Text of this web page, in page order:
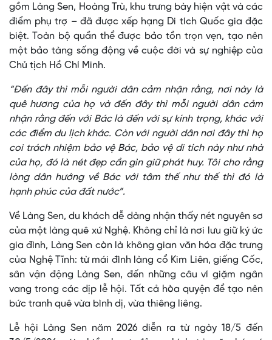
gồm Làng Sen, Hoàng Trù, khu trưng bày hiện vật và các
điểm phụ trợ – đã được xếp hạng Di tích Quốc gia đặc
biệt. Toàn bộ quần thể được bảo tồn trọn vẹn, tạo nên
một bảo tàng sống động về cuộc đời và sự nghiệp của
Chủ tịch Hồ Chí Minh.
“Đến đây thì mỗi người dân cảm nhận rằng, nơi này là
quê hương của họ và đến đây thì mỗi người dân cảm
nhận rằng đến với Bác là đến với sự kính trọng, khác với
các điểm du lịch khác. Còn với người dân nơi đây thì họ
coi trách nhiệm bảo vệ Bác, bảo vệ di tích này như nhà
của họ, đó là nét đẹp cần gìn giữ phát huy. Tôi cho rằng
lòng dân hướng về Bác với tâm thế như thế thì đó là
hạnh phúc của đất nước”.
Về Làng Sen, du khách dễ dàng nhận thấy nét nguyên sơ
của một làng quê xứ Nghệ. Không chỉ là nơi lưu giữ ký ức
gia đình, Làng Sen còn là không gian văn hóa đặc trưng
của Nghệ Tĩnh: từ mái đình làng cổ Kim Liên, giếng Cốc,
sân vận động Làng Sen, đến những câu ví giặm ngân
vang trong các dịp lễ hội. Tất cả hòa quyện để tạo nên
bức tranh quê vừa bình dị, vừa thiêng liêng.
Lễ hội Làng Sen năm 2026 diễn ra từ ngày 18/5 đến